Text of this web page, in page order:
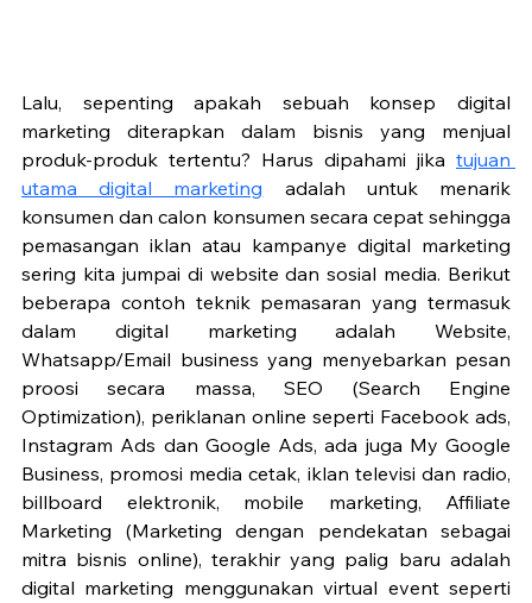
Lalu, sepenting apakah sebuah konsep digital
marketing diterapkan dalam bisnis yang menjual
produk-produk tertentu? Harus dipahami jika tujuan
utama digital marketing adalah untuk menarik
konsumen dan calon konsumen secara cepat sehingga
pemasangan iklan atau kampanye digital marketing
sering kita jumpai di website dan sosial media. Berikut
beberapa contoh teknik pemasaran yang termasuk
dalam digital marketing adalah Website,
Whatsapp/Email business yang menyebarkan pesan
proosi secara massa, SEO (Search Engine
Optimization), periklanan online seperti Facebook ads,
Instagram Ads dan Google Ads, ada juga My Google
Business, promosi media cetak, iklan televisi dan radio,
billboard elektronik, mobile marketing, Affiliate
Marketing (Marketing dengan pendekatan sebagai
mitra bisnis online), terakhir yang palig baru adalah
digital marketing menggunakan virtual event seperti